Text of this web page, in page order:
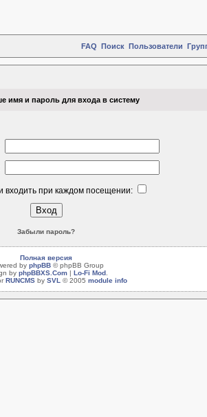
FAQ Поиск Пользователи
имя и пароль для входа в систему
входить при каждом посещении:
Забыли пароль?
Полная версия
by phpBB© phpBB Group
by phpBBXS.Com| Lo-Fi Mod.
RUNCMSby SVL © 2005 module info